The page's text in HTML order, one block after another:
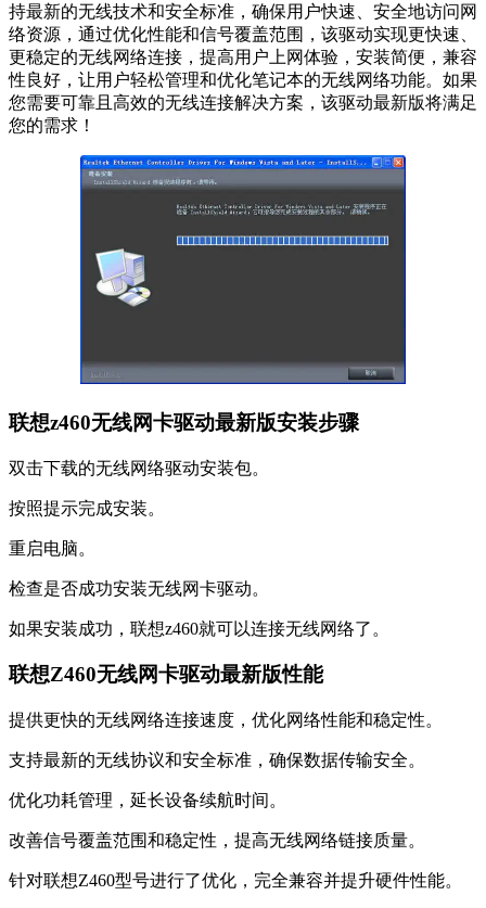
持最新的无线技术和安全标准，确保用户快速、安全地访问网
络资源，通过优化性能和信号覆盖范围，该驱动实现更快速、
更稳定的无线网络连接，提高用户上网体验，安装简便，兼容
性良好，让用户轻松管理和优化笔记本的无线网络功能。如果
您需要可靠且高效的无线连接解决方案，该驱动最新版将满足
您的需求！
联想z460无线网卡驱动最新版安装步骤
双击下载的无线网络驱动安装包。
按照提示完成安装。
重启电脑。
检查是否成功安装无线网卡驱动。
如果安装成功，联想z460就可以连接无线网络了。
联想Z460无线网卡驱动最新版性能
提供更快的无线网络连接速度，优化网络性能和稳定性。
支持最新的无线协议和安全标准，确保数据传输安全。
优化功耗管理，延长设备续航时间。
改善信号覆盖范围和稳定性，提高无线网络链接质量。
针对联想Z460型号进行了优化，完全兼容并提升硬件性能。